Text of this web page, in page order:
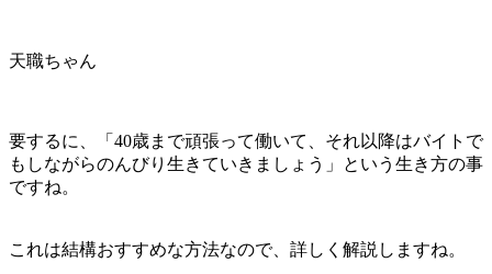
天職ちゃん
要するに、
「40歳まで頑張って働いて、それ以降はバイトで
もしながらのんびり生きていきましょう」
という生き方の事
ですね。
これは結構おすすめな方法なので、詳しく解説しますね。